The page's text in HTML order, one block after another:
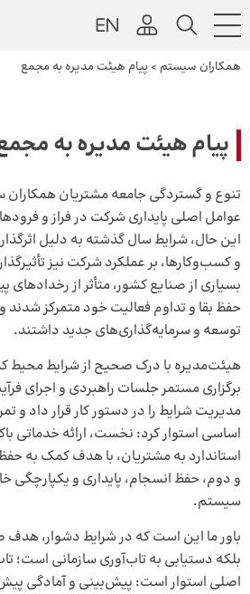
همکاران سیستم > پیام هیئت مدیره به مجمع
پیام هیئت مدیره به
تنوع و گستردگی جامعه مشتریان همکاران
عوامل اصلی پایداری شرکت در فراز و
این حال، شرایط سال گذشته به دلیل
و کسب‌وکارها، بر عملکرد شرکت نیز
بسیاری از صنایع کشور، متأثر از
حفظ بقا و تداوم فعالیت خود متمرکز شدند
توسعه و سرمایه‌گذاری‌های جدید داشتند.
هیئت‌مدیره با درک صحیح از شرایط محیط
برگزاری مستمر جلسات راهبردی و اجرای
مدیریت شرایط را در دستور کار قرار داد و
اساسی استوار کرد: نخست، ارائه خدماتی
استاندارد به مشتریان، با هدف کمک به
و دوم، حفظ انسجام، پایداری و یکپارچگی
سیستم.
باور ما این است که در شرایط دشوار،
بلکه دستیابی به تاب‌آوری سازمانی است؛
اصلی استوار است: پیش‌بینی و آمادگی